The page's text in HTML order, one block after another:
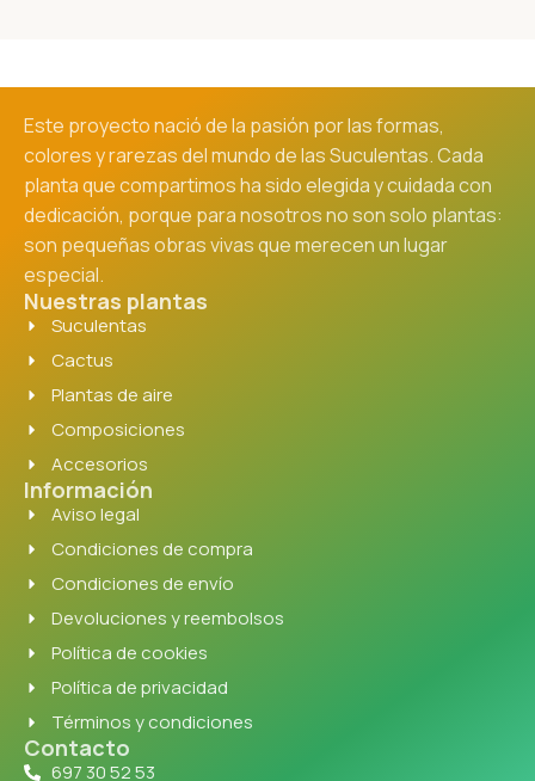
Este proyecto nació de la pasión por las formas,
colores y rarezas del mundo de las Suculentas. Cada
planta que compartimos ha sido elegida y cuidada con
dedicación, porque para nosotros no son solo plantas:
son pequeñas obras vivas que merecen un lugar
especial.
Nuestras plantas
Suculentas
Cactus
Plantas de aire
Composiciones
Accesorios
Información
Aviso legal
Condiciones de compra
Condiciones de envío
Devoluciones y reembolsos
Política de cookies
Política de privacidad
Términos y condiciones
Contacto
697 30 52 53